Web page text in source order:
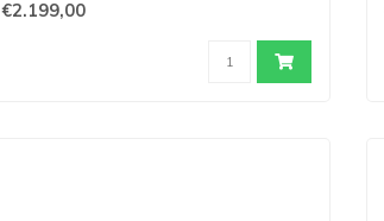
€2.199,00